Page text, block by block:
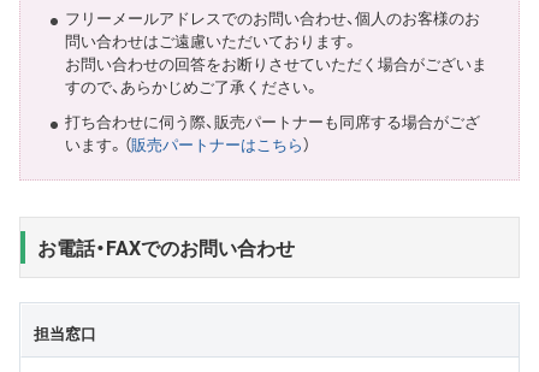
フリーメールアドレスでのお問い合わせ、個人のお客様のお
問い合わせはご遠慮いただいております。
お問い合わせの回答をお断りさせていただく場合がございま
すので、あらかじめご了承ください。
打ち合わせに伺う際、販売パートナーも同席する場合がござ
います。（販売パートナーはこちら）
お電話・FAXでのお問い合わせ
担当窓口